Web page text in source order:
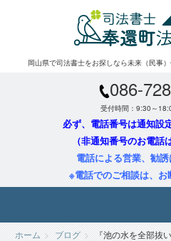
岡山県で司法書士をお探しなら未来（民事
086-
受付時間：9:30～
必ず、電話番号は通知設
（非通知番号のお電話
電話による営業、勧誘
※電話でのご相談は、お
ホーム ブログ 『池の水を全部抜